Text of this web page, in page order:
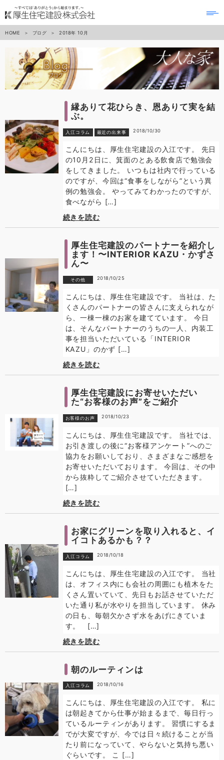
HOME ブログ 2018年 10月
縁ありて花ひらき、恩ありて実を結
ぶ。
入江コラム 最近の出来事 2018/10/30
こんにちは、厚生住宅建設の入江です。 先日
の10月2日に、箕面のとある飲食店で勉強会
をしてきました。 いつもは社内で行っている
のですが、今回は“食事をしながら”という異
例の勉強会。 やってみてわかったのですが、
食べながら […]
続きを読む
厚生住宅建設のパートナーを紹介し
ます！〜INTERIOR KAZU・かずさ
ん〜
その他 2018/10/25
こんにちは、厚生住宅建設です。 当社は、た
くさんのパートナーの皆さんに支えられなが
ら、一棟一棟のお家を建てています。 今日
は、そんなパートナーのうちの一人、内装工
事を担当いただいている「INTERIOR
KAZU」のかず […]
続きを読む
厚生住宅建設にお寄せいただい
た“お客様のお声”をご紹介
お客様のお声 2018/10/23
こんにちは、厚生住宅建設です。 当社では、
お引き渡しの後に“お客様アンケート”へのご
協力をお願いしており、さまざまなご感想を
お寄せいただいております。 今回は、その中
から抜粋してご紹介させていただきます。
[…]
続きを読む
お家にグリーンを取り入れると、イ
イコトあるかも？？
入江コラム 2018/10/18
こんにちは、厚生住宅建設の入江です。 当社
は、オフィス内にも会社の周囲にも植木をた
くさん置いていて、先日もお話させていただ
いた通り私が水やりを担当しています。 休み
の日も、毎朝欠かさず水をあげにきていま
す。 […]
続きを読む
朝のルーティンは
入江コラム 2018/10/16
こんにちは、厚生住宅建設の入江です。 私に
は朝起きてから仕事が始まるまで、毎日行っ
ているルーティンがあります。 習慣にするま
でが大変ですが、今では日々続けることが当
たり前になっていて、やらないと気持ち悪い
ぐらいです。 こ […]